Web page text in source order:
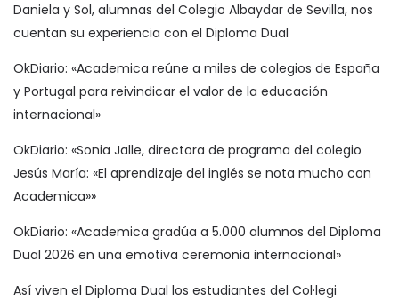
Daniela y Sol, alumnas del Colegio Albaydar de Sevilla, nos
cuentan su experiencia con el Diploma Dual
OkDiario: «Academica reúne a miles de colegios de España
y Portugal para reivindicar el valor de la educación
internacional»
OkDiario: «Sonia Jalle, directora de programa del colegio
Jesús María: «El aprendizaje del inglés se nota mucho con
Academica»»
OkDiario: «Academica gradúa a 5.000 alumnos del Diploma
Dual 2026 en una emotiva ceremonia internacional»
Así viven el Diploma Dual los estudiantes del Col·legi